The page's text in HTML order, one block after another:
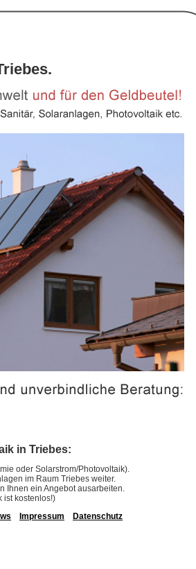
in Triebes:
oder Solarstrom/Photovoltaik).
im Raum Triebes weiter.
Ihnen ein Angebot ausarbeiten.
ist kostenlos!)
Impressum Datenschutz